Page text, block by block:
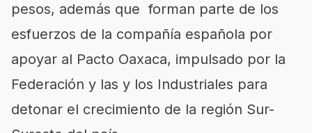
pesos, además que forman parte de los
esfuerzos de la compañía española por
apoyar al Pacto Oaxaca, impulsado por la
Federación y las y los Industriales para
detonar el crecimiento de la región Sur-